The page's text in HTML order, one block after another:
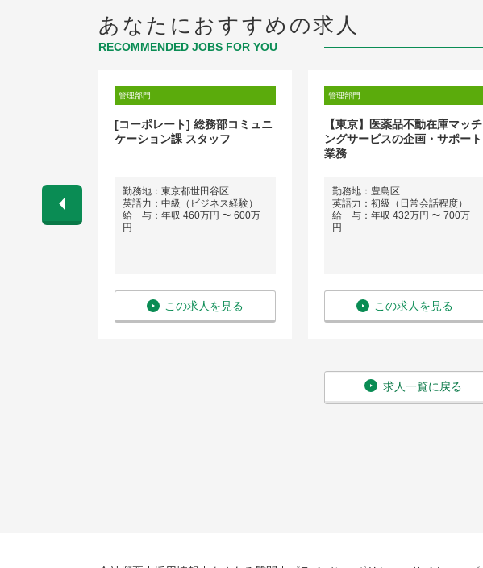
あなたにおすすめの求人
RECOMMENDED JOBS FOR YOU
管理部門
[コーポレート] 総務部コミュニ
ケーション課 スタッフ
勤務地：東京都世田谷区
英語力：中級（ビジネス経験）
給 与：年収 460万円 〜 600万
円
この求人を見る
管理部門
【東京】医薬品不動在庫マッチ
ングサービスの企画・サポート
業務
勤務地：豊島区
英語力：初級（日常会話程度）
給 与：年収 432万円 〜 700万
円
この求人を見る
求人一覧に戻る